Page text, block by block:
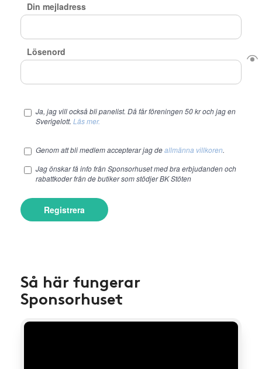
Din mejladress
Lösenord
Ja, jag vill också bli panelist. Då får föreningen 50 kr och jag en
Sverigelott. Läs mer.
Genom att bli medlem accepterar jag deallmänna villkoren.
Jag önskar få info från Sponsorhuset med bra erbjudanden och
rabattkoder från de butiker som stödjer BK Stöten
Registrera
Så här fungerar
Sponsorhuset